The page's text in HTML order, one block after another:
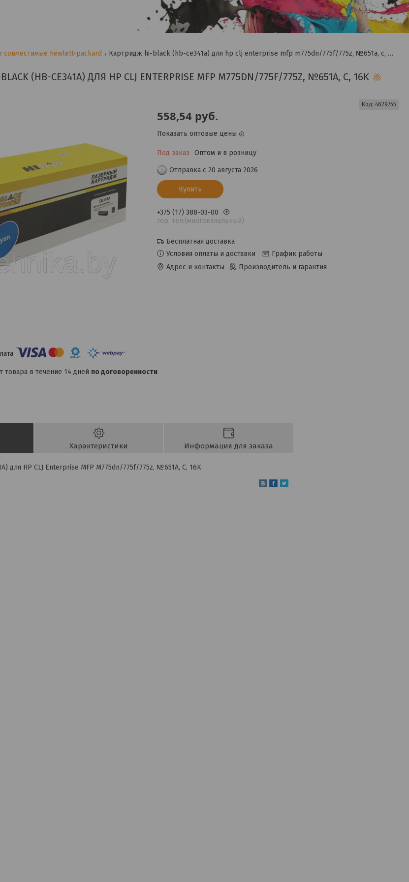
совместимые hewlett-packard Картридж hi-black (hb-ce341a) для hp clj enterprise mfp m775dn/775f/775z, №651a, c, 16k
(HB-CE341A) ДЛЯ HP CLJ ENTERPRISE MFP M775DN/775F/775Z, №651A, C, 16K
558,54 руб.
Показать оптовые цены
Под заказ Оптом и в розницу
Код: 4629755
Отправка с 20 августа 2026
Купить
+375 (17) 388-03-00
гор. тел.(многоканальный)
Бесплатная доставка
Условия оплаты и доставки
График работы
Адрес и контакты
Производитель и гарантия
товара в течение 14 дней по договоренности
Характеристики Информация для заказа
для HP CLJ Enterprise MFP M775dn/775f/775z, №651A, C, 16K